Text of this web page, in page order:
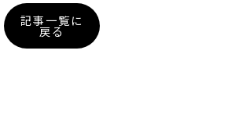
記事一覧に
戻る